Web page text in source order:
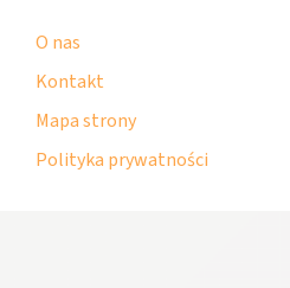
O nas
Kontakt
Mapa strony
Polityka prywatności